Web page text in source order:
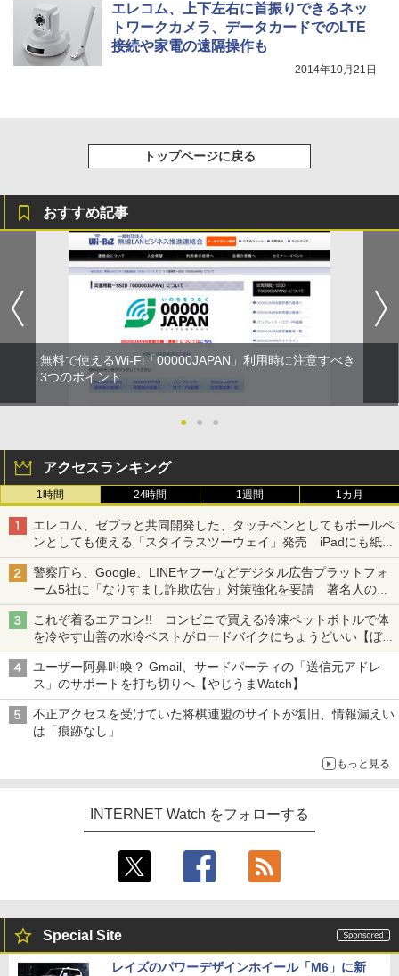
エレコム、上下左右に首振りできるネッ
トワークカメラ、データカードでのLTE
接続や家電の遠隔操作も
2014年10月21日
トップページに戻る
おすすめ記事
無料で使えるWi-Fi「00000JAPAN」利用時に注意すべき
3つのポイント
● ● ●
アクセスランキング
1時間 24時間 1週間 1カ月
エレコム、ゼブラと共同開発した、タッチペンとしてもボールペ
ンとしても使える「スタイラスツーウェイ」発売 iPadにも紙に
も、持ち替えずに書き込める
警察庁ら、Google、LINEヤフーなどデジタル広告プラットフォ
ーム5社に「なりすまし詐欺広告」対策強化を要請 著名人の写
真や映像を使った投資詐欺などへの対策として
これぞ着るエアコン!! コンビニで買える冷凍ペットボトルで体
を冷やす山善の水冷ベストがロードバイクにちょうどいい【ぼっ
ち・ざ・ろーど！その14】【空いた時間でなにしてる？】
ユーザー阿鼻叫喚？ Gmail、サードパーティの「送信元アドレ
ス」のサポートを打ち切りへ【やじうまWatch】
不正アクセスを受けていた将棋連盟のサイトが復旧、情報漏えい
は「痕跡なし」
もっと見る
INTERNET Watch をフォローする
Special Site
レイズのパワーデザインホイール「M6」に新